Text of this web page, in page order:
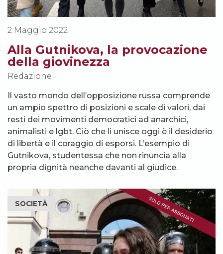
2 Maggio 2022
Alla Gutnikova, la provocazione
della giovinezza
Redazione
Il vasto mondo dell’opposizione russa comprende
un ampio spettro di posizioni e scale di valori, dai
resti dei movimenti democratici ad anarchici,
animalisti e lgbt. Ciò che li unisce oggi è il desiderio
di libertà e il coraggio di esporsi. L’esempio di
Gutnikova, studentessa che non rinuncia alla
propria dignità neanche davanti al giudice.
SOCIETÀ